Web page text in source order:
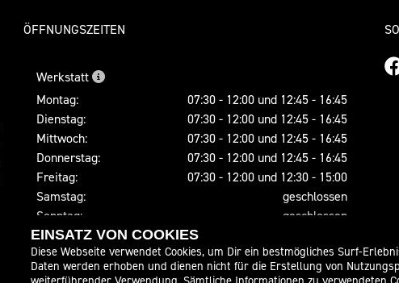
ÖFFNUNGSZEITEN
Werkstatt
Montag:
07:30 - 12:00 und 12:45 - 16:45
Dienstag:
07:30 - 12:00 und 12:45 - 16:45
Mittwoch:
07:30 - 12:00 und 12:45 - 16:45
Donnerstag:
07:30 - 12:00 und 12:45 - 16:45
Freitag:
07:30 - 12:00 und 12:30 - 15:00
Samstag:
geschlossen
Sonntag:
geschlossen
Verkauf
Montag:
08:00 - 18:00
EINSATZ VON COOKIES
Diese Webseite verwendet Cookies, um Dir ein bestmögliches Surf-
Daten werden erhoben und dienen nicht für die Erstellung von
weiterführender Verwendung. Sämtliche Informationen zu verwendeten